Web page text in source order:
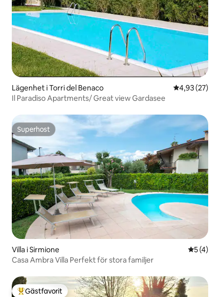
Lägenhet i Torri del Benaco 4,93 av 5 i
4,93 (27)
Il Paradiso Apartments/ Great view Gardasee
Superhost
Superhost
Villa i Sirmione 5 av 5 i
5 (4)
Casa Ambra Villa Perfekt för stora familjer
Populär gästfavorit
Gästfavorit